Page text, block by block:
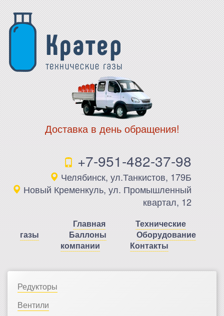
Доставка в день обращения!
+7-951-482-37-98
Челябинск, ул.Танкистов, 179Б
Новый Кременкуль, ул. Промышленный
квартал, 12
Главная
Технические
газы
Баллоны
Оборудование
компании
Контакты
Редукторы
Вентили